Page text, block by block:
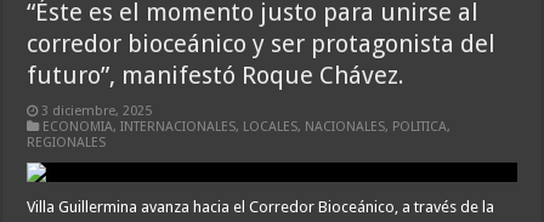
“Éste es el momento justo para unirse al
corredor bioceánico y ser protagonista del
futuro”, manifestó Roque Chávez.
3 diciembre, 2025
ECONOMIA,INTERNACIONALES, LOCALES, NACIONALES, POLITICA,
REGIONALES
Villa Guillermina avanza hacia el Corredor Bioceánico, a través de la